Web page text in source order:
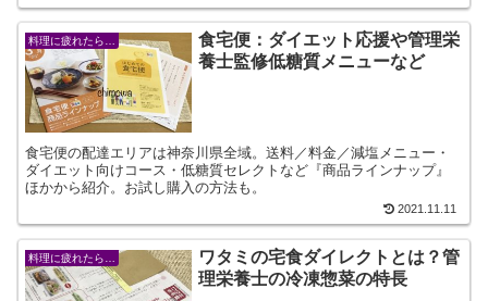
料理に疲れたら…
食宅便：ダイエット応援や管理栄
養士監修低糖質メニューなど
食宅便の配達エリアは神奈川県全域。送料／料金／減塩メニュー・
ダイエット向けコース・低糖質セレクトなど『商品ラインナップ』
ほかから紹介。お試し購入の方法も。
2021.11.11
料理に疲れたら…
ワタミの宅食ダイレクトとは？管
理栄養士の冷凍惣菜の特長